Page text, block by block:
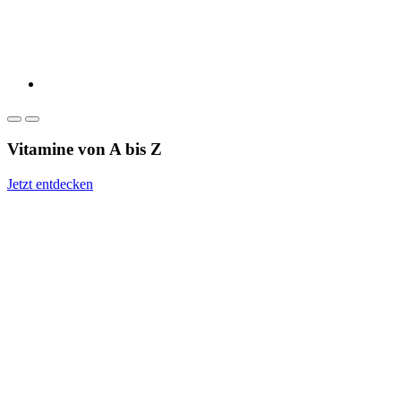
Vitamine von A bis Z
Jetzt entdecken